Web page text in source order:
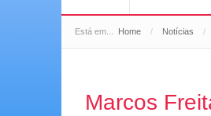
Está em... Home / Notícias /
Marcos